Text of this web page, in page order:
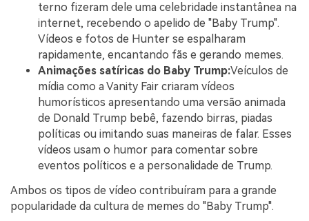
terno fizeram dele uma celebridade instantânea na
internet, recebendo o apelido de "Baby Trump".
Vídeos e fotos de Hunter se espalharam
rapidamente, encantando fãs e gerando memes.
Animações satíricas do Baby Trump:Veículos de
mídia como a Vanity Fair criaram vídeos
humorísticos apresentando uma versão animada
de Donald Trump bebê, fazendo birras, piadas
políticas ou imitando suas maneiras de falar. Esses
vídeos usam o humor para comentar sobre
eventos políticos e a personalidade de Trump.
Ambos os tipos de vídeo contribuíram para a grande
popularidade da cultura de memes do "Baby Trump".